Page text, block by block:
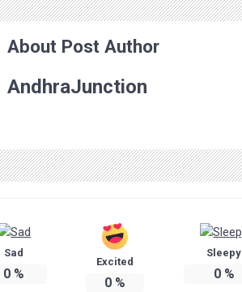
About Post Author
AndhraJunction
Sad
0 %
Excited
0 %
Sleepy
0%